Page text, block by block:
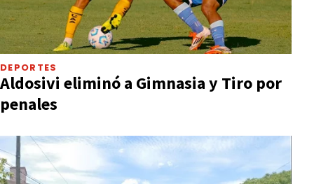
DEPORTES
Aldosivi eliminó a Gimnasia y Tiro por
penales